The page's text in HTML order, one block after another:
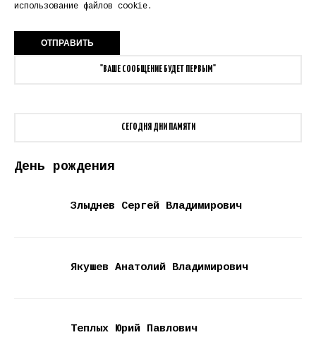
использование файлов cookie.
"ВАШЕ СООБЩЕНИЕ БУДЕТ ПЕРВЫМ"
СЕГОДНЯ ДНИ ПАМЯТИ
День рождения
Злыднев Сергей Владимирович
Якушев Анатолий Владимирович
Теплых Юрий Павлович